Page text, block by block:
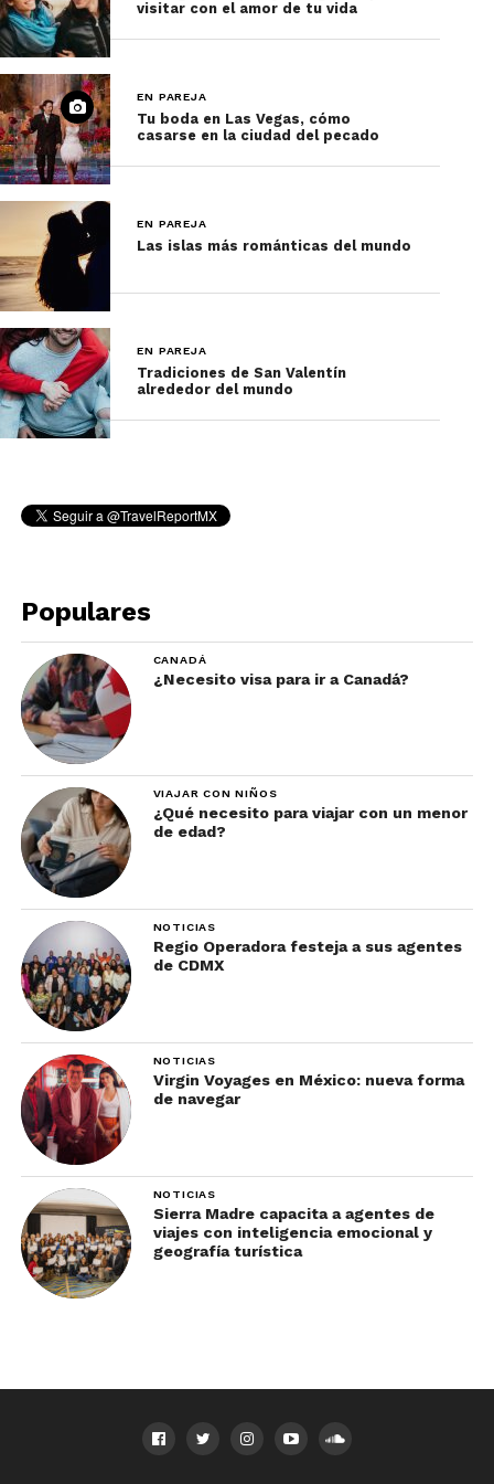
villa, te recomendamos hacerlo por la
mañana, ya que a lo largo del día van
cayendo hojas y ramas que la
ensucian.
Recomendamos no dejar abiertas las
ventanas porque ha habido reportes
de mapaches y monos bastante
traviesos.
El hotel no tiene dónde comprar
llevarlos desde antes.
Aunque las villas tienen cocineta, no
tienen sartenes ni utensilios.
visitar con el amor de tu vida
EN PAREJA
Tu boda en Las Vegas, cómo
casarse en la ciudad del pecado
EN PAREJA
Las islas más románticas del mundo
EN PAREJA
Tradiciones de San Valentín
alrededor del mundo
Populares
CANADÁ
¿Necesito visa para ir a Canadá?
VIAJAR CON NIÑOS
¿Qué necesito para viajar con un menor
de edad?
NOTICIAS
Regio Operadora festeja a sus agentes
de CDMX
NOTICIAS
Virgin Voyages en México: nueva forma
de navegar
NOTICIAS
Sierra Madre capacita a agentes de
viajes con inteligencia emocional y
geografía turística